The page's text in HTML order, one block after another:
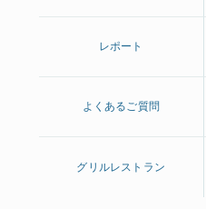
レポート
よくあるご質問
グリルレストラン